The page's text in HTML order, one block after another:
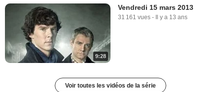
9:28
Vendredi 15 mars 2013
31 161 vues - Il y a 13 ans
Voir toutes les vidéos de la série